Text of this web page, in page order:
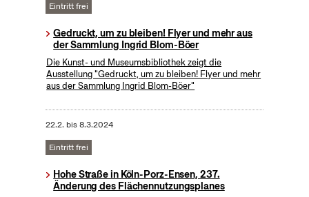
Eintritt frei
Gedruckt, um zu bleiben! Flyer und mehr aus
der Sammlung Ingrid Blom-Böer
Die Kunst- und Museumsbibliothek zeigt die
Ausstellung "Gedruckt, um zu bleiben! Flyer und mehr
aus der Sammlung Ingrid Blom-Böer"
22.2. bis8.3.2024
Eintritt frei
Hohe Straße in Köln-Porz-Ensen, 237.
Änderung des Flächennutzungsplanes